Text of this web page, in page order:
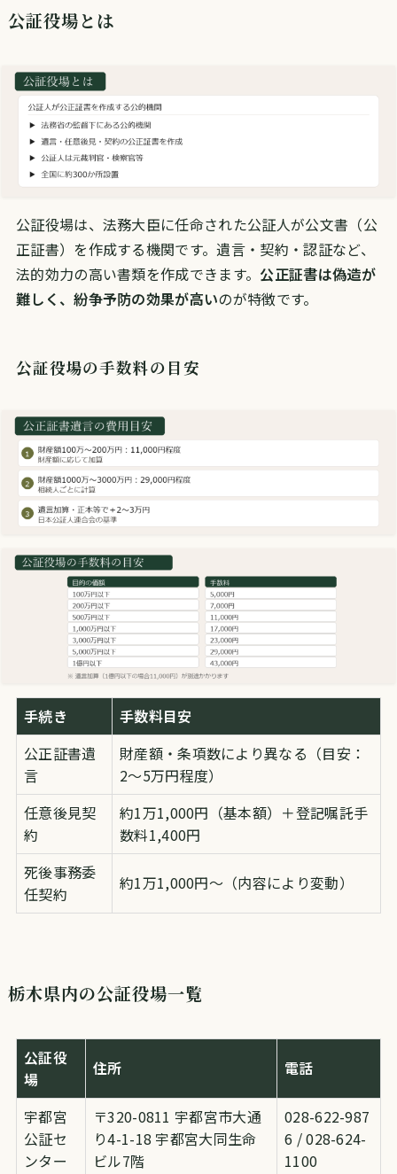
公証役場とは
公証役場は、法務大臣に任命された公証人が公文書（公
正証書）を作成する機関です。遺言・契約・認証など、
法的効力の高い書類を作成できます。 公正証書は偽造が
難しく、紛争予防の効果が高いのが特徴です。
公証役場の手数料の目安
手続き
手数料目安
公正証書遺
言
財産額・条項数により異なる（目安：
2〜5万円程度）
任意後見契
約
約1万1,000円（基本額）＋登記嘱託手
数料1,400円
死後事務委
任契約
約1万1,000円〜（内容により変動）
栃木県内の公証役場一覧
公証役
場
住所 電話
宇都宮
公証セ
ンター
〒320-0811 宇都宮市大通
り4-1-18 宇都宮大同生命
ビル7階
028-622-987
6 / 028-624-
1100